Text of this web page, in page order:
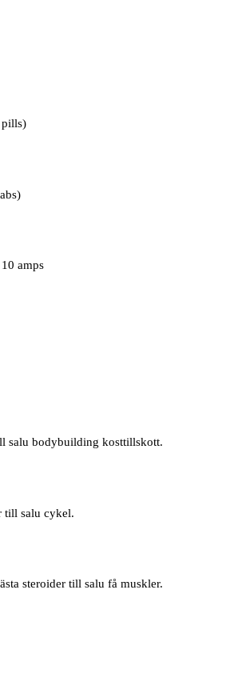
pills)
amps
salu bodybuilding kosttillskott.
till salu cykel.
steroider till salu få muskler.